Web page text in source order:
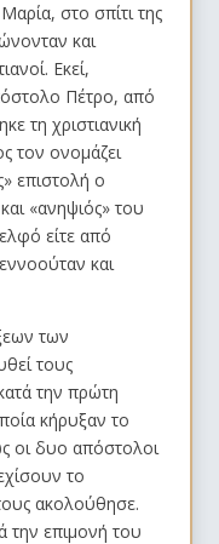
στο σπίτι της
και
Εκεί,
Πέτρο, από
τη χριστιανική
τον ονομάζει
επιστολή ο
«ανηψιός» του
είτε από
και
των
τους
την πρώτη
κήρυξαν το
οι δυο απόστολοι
το
ακολούθησε.
την επιμονή του